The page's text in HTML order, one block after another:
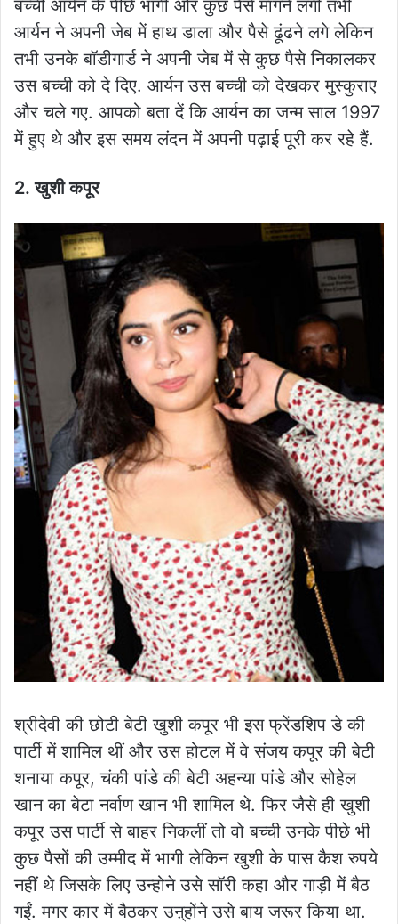
बच्ची आर्यन के पीछे भागी और कुछ पैसे मांगने लगी तभी
आर्यन ने अपनी जेब में हाथ डाला और पैसे ढूंढने लगे लेकिन
तभी उनके बॉडीगार्ड ने अपनी जेब में से कुछ पैसे निकालकर
उस बच्ची को दे दिए. आर्यन उस बच्ची को देखकर मुस्कुराए
और चले गए. आपको बता दें कि आर्यन का जन्म साल 1997
में हुए थे और इस समय लंदन में अपनी पढ़ाई पूरी कर रहे हैं.
2. खुशी कपूर
श्रीदेवी की छोटी बेटी खुशी कपूर भी इस फ्रेंडशिप डे की
पार्टी में शामिल थीं और उस होटल में वे संजय कपूर की बेटी
शनाया कपूर, चंकी पांडे की बेटी अहन्या पांडे और सोहेल
खान का बेटा नर्वाण खान भी शामिल थे. फिर जैसे ही खुशी
कपूर उस पार्टी से बाहर निकलीं तो वो बच्ची उनके पीछे भी
कुछ पैसों की उम्मीद में भागी लेकिन खुशी के पास कैश रुपये
नहीं थे जिसके लिए उन्होने उसे सॉरी कहा और गाड़ी में बैठ
गईं. मगर कार में बैठकर उऩ्होंने उसे बाय जरूर किया था.